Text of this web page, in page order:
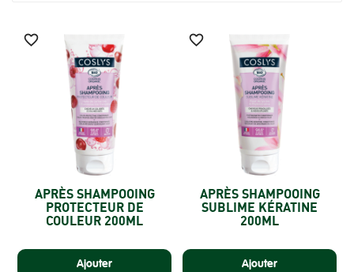

APRÈS SHAMPOOING
PROTECTEUR DE
COULEUR 200ML
Ajouter

APRÈS SHAMPOOING
SUBLIME KÉRATINE
200ML
Ajouter